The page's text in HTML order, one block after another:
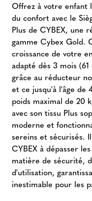
Offrez à votre enfant
du confort avec le
Plus de CYBEX, une
gamme Cybex Gold.
croissance de votre
adapté dès 3 mois
grâce au réducteur
et ce jusqu'à l'âge de
poids maximal de 20
avec son tissu Plus
moderne et
sereins et sécurisés.
CYBEX à dépasser
matière de sécurité,
d'utilisation,
inestimable pour les